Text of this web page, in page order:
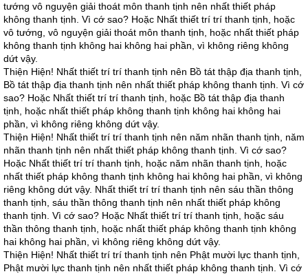
tướng vô nguyện giải thoát môn thanh tịnh nên nhất thiết pháp
không thanh tịnh. Vì cớ sao? Hoặc Nhất thiết trí trí thanh tịnh, hoặc
vô tướng, vô nguyện giải thoát môn thanh tịnh, hoặc nhất thiết pháp
không thanh tịnh không hai không hai phần, vì không riêng không
dứt vậy.
Thiện Hiện! Nhất thiết trí trí thanh tịnh nên Bồ tát thập địa thanh tịnh,
Bồ tát thập địa thanh tịnh nên nhất thiết pháp không thanh tịnh. Vì cớ
sao? Hoặc Nhất thiết trí trí thanh tịnh, hoặc Bồ tát thập địa thanh
tịnh, hoặc nhất thiết pháp không thanh tịnh không hai không hai
phần, vì không riêng không dứt vậy.
Thiện Hiện! Nhất thiết trí trí thanh tịnh nên năm nhãn thanh tịnh, năm
nhãn thanh tịnh nên nhất thiết pháp không thanh tịnh. Vì cớ sao?
Hoặc Nhất thiết trí trí thanh tịnh, hoặc năm nhãn thanh tịnh, hoặc
nhất thiết pháp không thanh tịnh không hai không hai phần, vì không
riêng không dứt vậy. Nhất thiết trí trí thanh tịnh nên sáu thần thông
thanh tịnh, sáu thần thông thanh tịnh nên nhất thiết pháp không
thanh tịnh. Vì cớ sao? Hoặc Nhất thiết trí trí thanh tịnh, hoặc sáu
thần thông thanh tịnh, hoặc nhất thiết pháp không thanh tịnh không
hai không hai phần, vì không riêng không dứt vậy.
Thiện Hiện! Nhất thiết trí trí thanh tịnh nên Phật mười lực thanh tịnh,
Phật mười lực thanh tịnh nên nhất thiết pháp không thanh tịnh. Vì cớ